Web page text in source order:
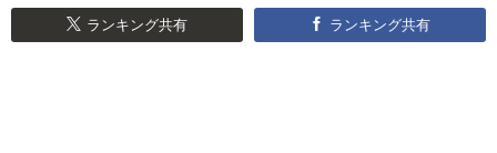
ランキング共有 ランキング共有